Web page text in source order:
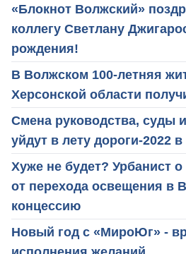
«Блокнот Волжский»
коллегу Светлану
рождения!
В Волжском 100-летняя
Херсонской области
Смена руководства, суды
уйдут в лету дороги-2022
Хуже не будет? Урбанист
от перехода освещения в
концессию
Новый год с «МироЮг» -